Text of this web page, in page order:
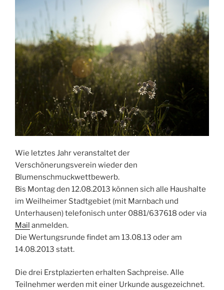
Wie letztes Jahr veranstaltet der
Verschönerungsverein wieder den
Blumenschmuckwettbewerb.
Bis Montag den 12.08.2013 können sich alle Haushalte
im Weilheimer Stadtgebiet (mit Marnbach und
Unterhausen) telefonisch unter 0881/637618 oder via
Mail anmelden.
Die Wertungsrunde findet am 13.08.13 oder am
14.08.2013 statt.
Die drei Erstplazierten erhalten Sachpreise. Alle
Teilnehmer werden mit einer Urkunde ausgezeichnet.